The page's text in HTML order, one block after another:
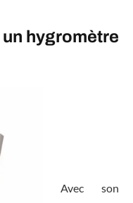
hygromètre
Avec son